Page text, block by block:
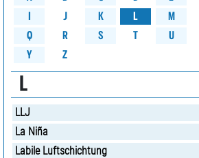
J K L M
Q
R S T U
Y Z
L
LLJ
La Niña
Labile Luftschichtung